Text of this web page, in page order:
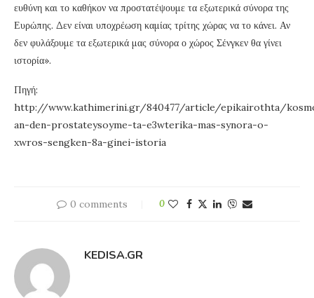
ευθύνη και το καθήκον να προστατέψουμε τα εξωτερικά σύνορα της
Ευρώπης. Δεν είναι υποχρέωση καμίας τρίτης χώρας να το κάνει. Αν
δεν φυλάξουμε τα εξωτερικά μας σύνορα ο χώρος Σένγκεν θα γίνει
ιστορία».
Πηγή:
http://www.kathimerini.gr/840477/article/epikairothta/
an-den-prostateysoyme-ta-e3wterika-mas-synora-o-
xwros-sengken-8a-ginei-istoria
0 comments 0
KEDISA.GR